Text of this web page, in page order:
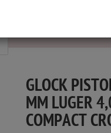
GLOCK
MM LUGER
COMPACT